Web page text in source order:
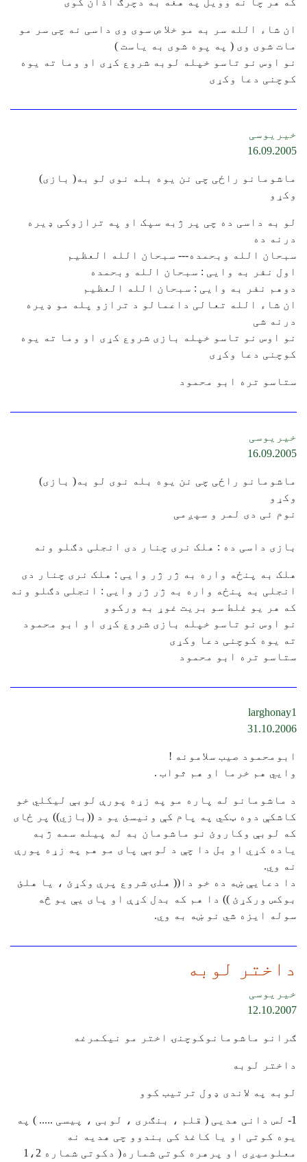
ان شاء الله سر به مو خلا ص سوی وی داسی نه چی سر مو
مات شوی وی ( په پوه شوی به یاست )
نو اوس نو تاسو خپله لوبه شروع کړی او وما ته یوه
کوچنی دعا وکړی
خیریوسی
16.09.2005
ماشومانو راځی چی نن یوه بله نوی لو به( بازی)
وکړو
لو به داسی ده چی پر ژبه سپک او په ترازوکی ډیره
درنه ده
سبحان الله وبحمده--- سبحان الله العظیم
اول نفر به وایی : سبحان الله وبحمده
دوهم نفر به وایی : سبحان الله العظیم
ان شاء الله تعالی داعمالو د ترازو پله مو ډیره
درنه شی
نو اوس نو تاسو خپله بازی شروع کړی او وما ته یوه
کوچنی دعا وکړی
ستاسو تره ابو محمود
خیریوسی
16.09.2005
ماشومانو راځی چی نن یوه بله نوی لو به( بازی)
وکړو
نوم ئی دی لمر و سپږمی
بازی داسی ده : هلک نری چنار دی انجلی دګلو ونه
هلک به پنځه واره به ژر ژر وایی : هلک نری چنار دی
انجلی به پنځه واره به ژر ژر وایی : انجلی دګلو ونه
که هر یو غلط سو بریت غوړ به ورکوو
نو اوس نو تاسو خپله بازی شروع کړی او ابو محمود
ته یوه کوچنی دعا وکړی
ستاسو تره ابو محمود
larghonay1
31.10.2006
ابومحمود صيب سلامونه !
وايي هم خرما او هم ثواب .
د ماشومانو له پاره مو په زړه پورې لوبې ليكلي خو
كاشكې دوه ټكي په پام كې ونيسئ يو د ((بازي)) پر ځاى
كه لوبې وكاروئ نو ماشومان به له پيله سمه ژبه
ياده كړي او بل دا چې د لوبې پاى مو هم په زړه پورې
نه وي.
دا دعايې ښه ده خو دا(( هلۍ شروع پرې وكړئ ، يا هلئ
بوكس وركړئ )) دا هم كه بدل كړې او پاى يې يو څه
سوله ايزه شي نو ښه به وي.
داختر لوبه
خیریوسی
12.10.2007
ګرانو ماشومانوکوچنۍ اختر مو نیکمرغه
داختر لوبه
لوبه په لاندی ډول ترتیب کوو
1- لس دانی هدیی ( قلم ، بنګری ، لوبی ، پیسی ..... ) په
یوه کوتی او یا کاغذ کی بندوو چی هدیه نه
معلومیږی او پرهره کوتی شماره( دکوتی شماره 1،2